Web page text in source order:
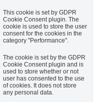
This cookie is set by GDPR
Cookie Consent plugin. The
cookie is used to store the user
consent for the cookies in the
category "Performance".
The cookie is set by the GDPR
Cookie Consent plugin and is
used to store whether or not
user has consented to the use
of cookies. It does not store
any personal data.